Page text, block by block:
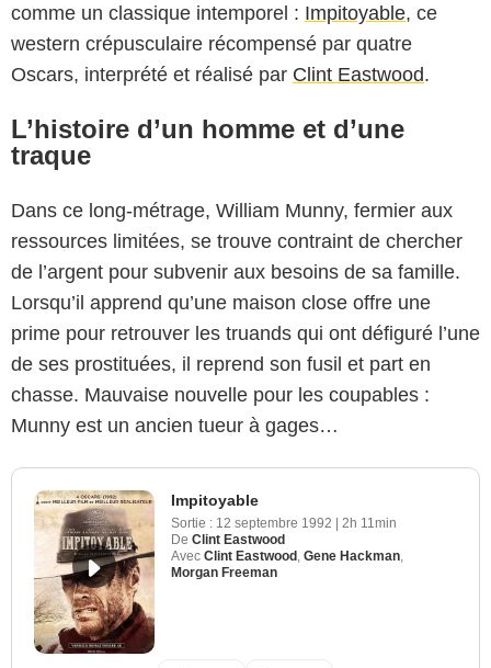
comme un classique intemporel : Impitoyable, ce
western crépusculaire récompensé par quatre
Oscars, interprété et réalisé par Clint Eastwood.
L’histoire d’un homme et d’une
traque
Dans ce long-métrage, William Munny, fermier aux
ressources limitées, se trouve contraint de chercher
de l’argent pour subvenir aux besoins de sa famille.
Lorsqu’il apprend qu’une maison close offre une
prime pour retrouver les truands qui ont défiguré l’une
de ses prostituées, il reprend son fusil et part en
chasse. Mauvaise nouvelle pour les coupables :
Munny est un ancien tueur à gages…
Impitoyable
Sortie : 12 septembre 1992 | 2h 11min
De Clint Eastwood
Avec Clint Eastwood Gene Hackman
Morgan Freeman